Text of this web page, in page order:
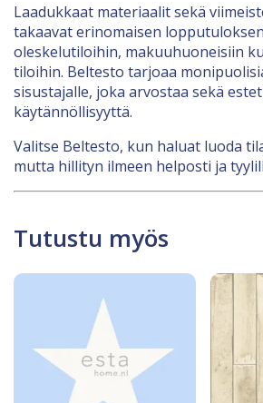
Laadukkaat materiaalit sekä
takaavat erinomaisen
oleskelutiloihin, makuuhuoneisiin
tiloihin. Beltesto tarjoaa
sisustajalle, joka arvostaa sekä
käytännöllisyyttä.
Valitse Beltesto, kun haluat luoda
mutta hillityn ilmeen helposti ja
Tutustu myös